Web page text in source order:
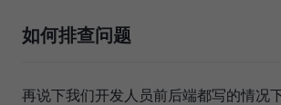
如何排查问题
再说下我们开发人员前后端都写的情况